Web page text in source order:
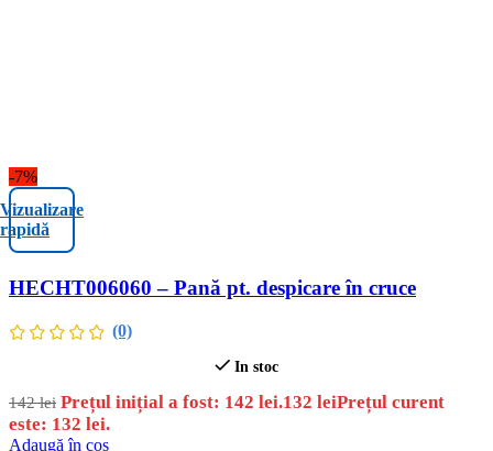
-7%
Vizualizare
rapidă
HECHT006060 – Pană pt. despicare în cruce
(0)
In stoc
142lei Prețul inițial a fost: 142 lei.132 leiPrețul curent
este: 132 lei.
Adaugă în coș